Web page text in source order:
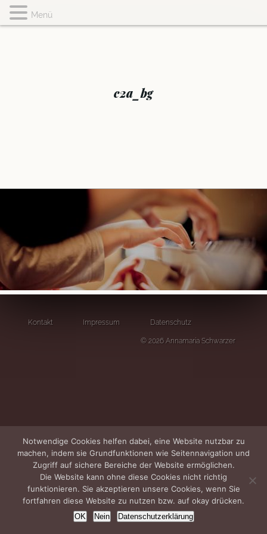
c2a_bg
Menü
Notwendige Cookies helfen dabei, eine Website nutzbar zu
machen, indem sie Grundfunktionen wie Seitennavigation und
Zugriff auf sichere Bereiche der Website ermöglichen.
Die Website kann ohne diese Cookies nicht richtig
funktionieren. Sie akzeptieren unsere Cookies, wenn Sie
fortfahren diese Website zu nutzen bzw. auf okay drücken.
OK Nein Datenschutzerklärung
Kontakt Impressum Datenschutz
© 2026 Annamaria Schwarzer